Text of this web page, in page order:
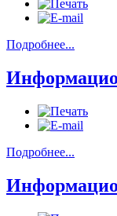
Подробнее...
Подробнее...